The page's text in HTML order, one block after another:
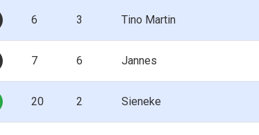
6 3 Tino Martin
7 6 Jannes
20 2 Sieneke